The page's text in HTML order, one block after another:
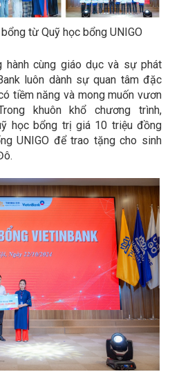
từ Quỹ học bổng UNIGO
hành cùng giáo dục và sự phát
luôn dành sự quan tâm đặc
tiềm năng và mong muốn vươn
khuôn khổ chương trình,
học bổng trị giá 10 triệu đồng
UNIGO để trao tặng cho sinh